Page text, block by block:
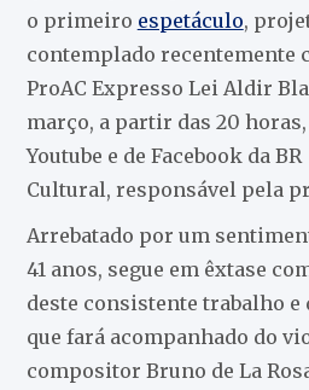
o primeiro espetáculo,
contemplado recentemente
ProAC Expresso Lei Aldir
março, a partir das 20
Youtube e de Facebook da BR
Cultural, responsável pela
Arrebatado por um
41 anos, segue em êxtase
deste consistente trabalho e
que fará acompanhado do
compositor Bruno de La